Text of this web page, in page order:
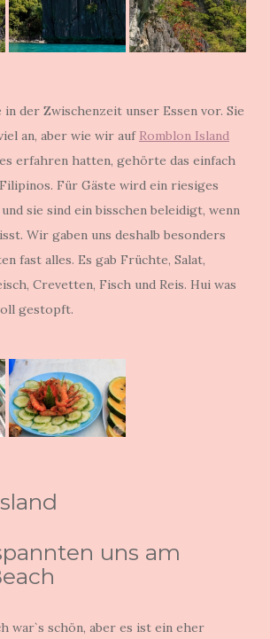
der Zwischenzeit unser Essen vor. Sie
an, aber wie wir auf Romblon Island
erfahren hatten, gehörte das einfach
Für Gäste wird ein riesiges
sie sind ein bisschen beleidigt, wenn
Wir gaben uns deshalb besonders
fast alles. Es gab Früchte, Salat,
Crevetten, Fisch und Reis. Hui was
gestopft.
uns am
war`s schön, aber es ist ein eher